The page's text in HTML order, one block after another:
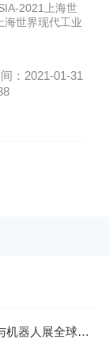
2021上海世
海世界现代工业
：2021-01-31
京聚全球智，AI创未来2027北京人工智能与机器人展全球启动